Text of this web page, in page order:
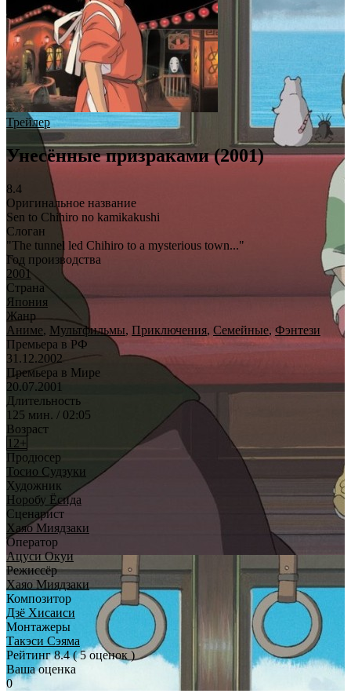
Трейлер
Унесённые призраками (2001)
8.4
Оригинальное название
Sen to Chihiro no kamikakushi
Слоган
"The tunnel led Chihiro to a mysterious town..."
Год производства
2001
Страна
Япония
Жанр
Аниме, Мультфильмы, Приключения, Семейные, Фэнтези
Премьера в РФ
31.12.2002
Премьера в Мире
20.07.2001
Длительность
125 мин. / 02:05
Возраст
12+
Продюсер
Тосио Судзуки
Художник
Норобу Ёсида
Сценарист
Хаяо Миядзаки
Оператор
Ацуси Окуи
Режиссёр
Хаяо Миядзаки
Композитор
Дзё Хисаиси
Монтажеры
Такэси Сэяма
Рейтинг 8.4 ( 5 оценок )
Ваша оценка
0